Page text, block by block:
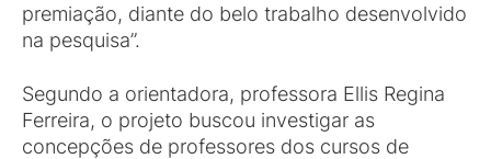
premiação, diante do belo trabalho desenvolvido
na pesquisa”.
Segundo a orientadora, professora Ellis Regina
Ferreira, o projeto buscou investigar as
concepções de professores dos cursos de